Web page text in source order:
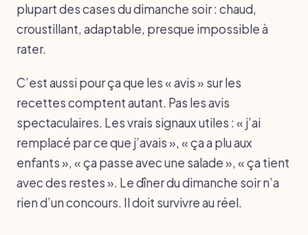
plupart des cases du dimanche soir : chaud,
croustillant, adaptable, presque impossible à
rater.
C’est aussi pour ça que les « avis » sur les
recettes comptent autant. Pas les avis
spectaculaires. Les vrais signaux utiles : « j’ai
remplacé par ce que j’avais », « ça a plu aux
enfants », « ça passe avec une salade », « ça tient
avec des restes ». Le dîner du dimanche soir n’a
rien d’un concours. Il doit survivre au réel.